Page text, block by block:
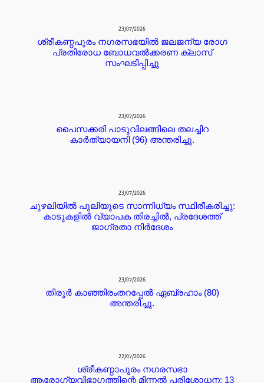
23/07/2026
ശ്രീകണ്ഠപുരം നഗരസഭയിൽ ജലജന്യ രോഗ
പ്രതിരോധ ബോധവൽക്കരണ ക്ലാസ്
സംഘടിപ്പിച്ചു
23/07/2026
പൈസക്കരി പാടുവിലങ്ങിലെ തലച്ചിറ
കാർത്യായനി (96) അന്തരിച്ചു.
23/07/2026
ചുഴലിയിൽ പുലിയുടെ സാന്നിധ്യം സ്ഥിരീകരിച്ചു:
കാടുകളിൽ വ്യാപക തിരച്ചിൽ, പ്രദേശത്ത്
ജാഗ്രതാ നിർദേശം
23/07/2026
തിരൂർ കാഞ്ഞിരംതറപ്പേൽ ഏബ്രഹാം (80)
അന്തരിച്ചു.
22/07/2026
ശ്രീകണ്ഠാപുരം നഗരസഭാ
ആരോഗ്യവിഭാഗത്തിന്റെ മിന്നൽ പരിശോധന; 13